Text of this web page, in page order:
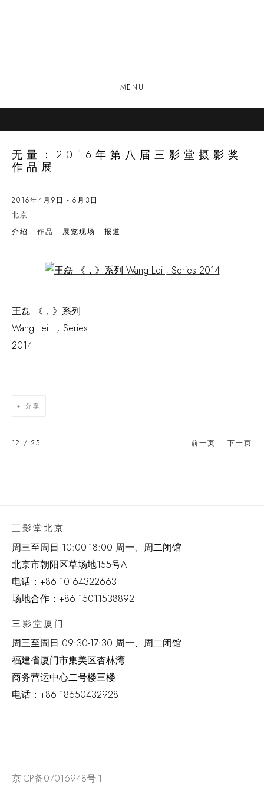
MENU
无量：2016年第八届三影堂摄影奖
作品展
2016年4月9日 - 6月3日
北京
介绍
作品 展览现场 报道
Open a larger version of the following image in a popup:
王磊 《，》系列
Wang Lei
, Series
2014
分享
前一页 下一页
12 / 25
三影堂北京
周三至周日 10:00-18:00 周一、周二闭馆
北京市朝阳区草场地155号A
电话： +86 10 64322663
场地合作：+86 15011538892
三影堂厦门
周三至周日 09:30-17:30 周一、周二闭馆
福建省厦门市集美区杏林湾
商务营运中心二号楼三楼
电话： +86 18650432928
京ICP备07016948号-1